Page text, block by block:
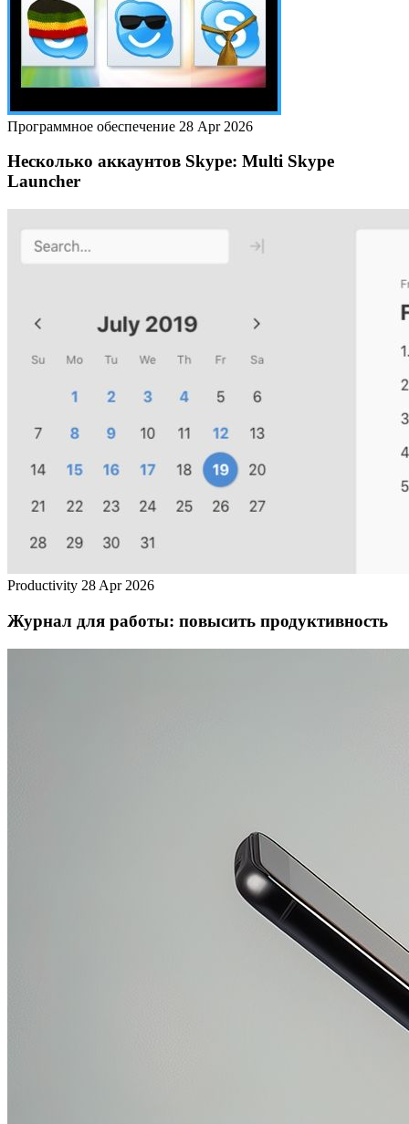
Программное обеспечение 28 Apr 2026
Несколько аккаунтов Skype: Multi Skype
Launcher
Productivity 28 Apr 2026
Журнал для работы: повысить продуктивность